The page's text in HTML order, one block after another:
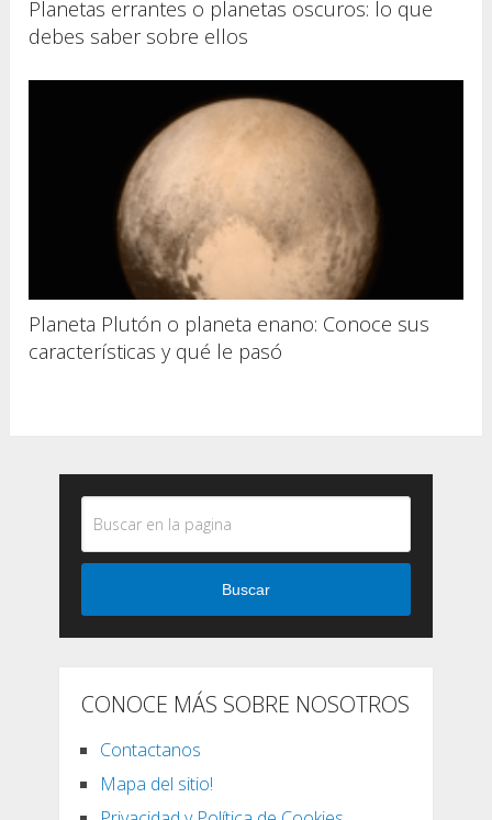
Planetas errantes o planetas oscuros: lo que
debes saber sobre ellos
Planeta Plutón o planeta enano: Conoce sus
características y qué le pasó
Buscar
CONOCE MÁS SOBRE NOSOTROS
Contactanos
Mapa del sitio!